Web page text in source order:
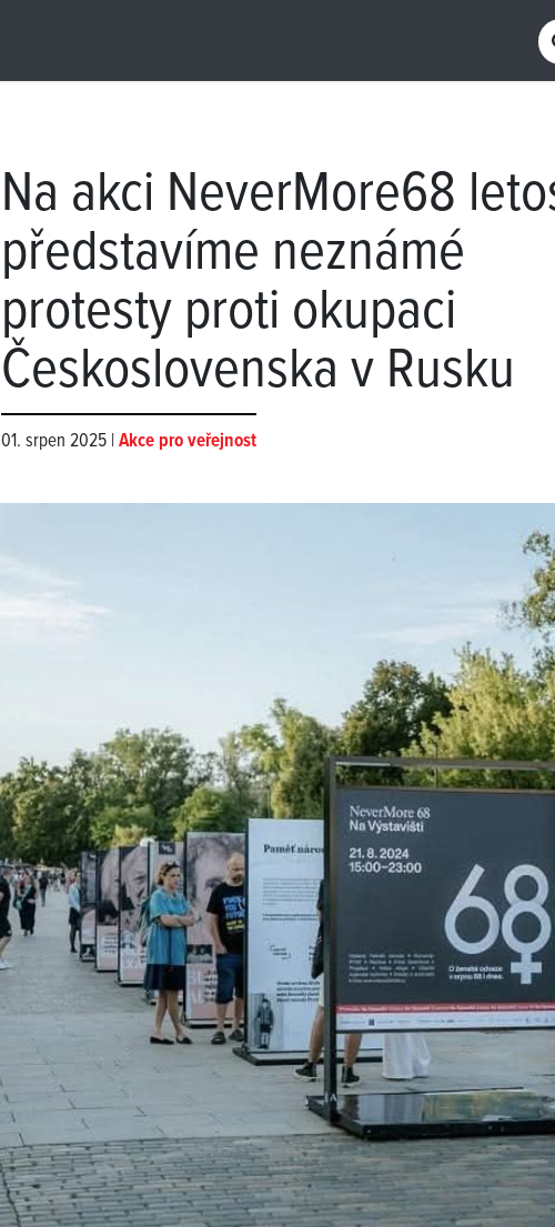
Na akci NeverMore68
představíme neznámé
protesty proti okupaci
Československa v Rusku
01. srpen 2025 | Akce pro veřejnost